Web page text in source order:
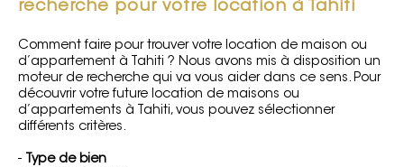
recherche pour votre location à Tahiti
Comment faire pour trouver votre location de maison ou
d’appartement à Tahiti ? Nous avons mis à disposition un
moteur de recherche qui va vous aider dans ce sens. Pour
découvrir votre future location de maisons ou
d’appartements à Tahiti, vous pouvez sélectionner
différents critères.
- Type de bien